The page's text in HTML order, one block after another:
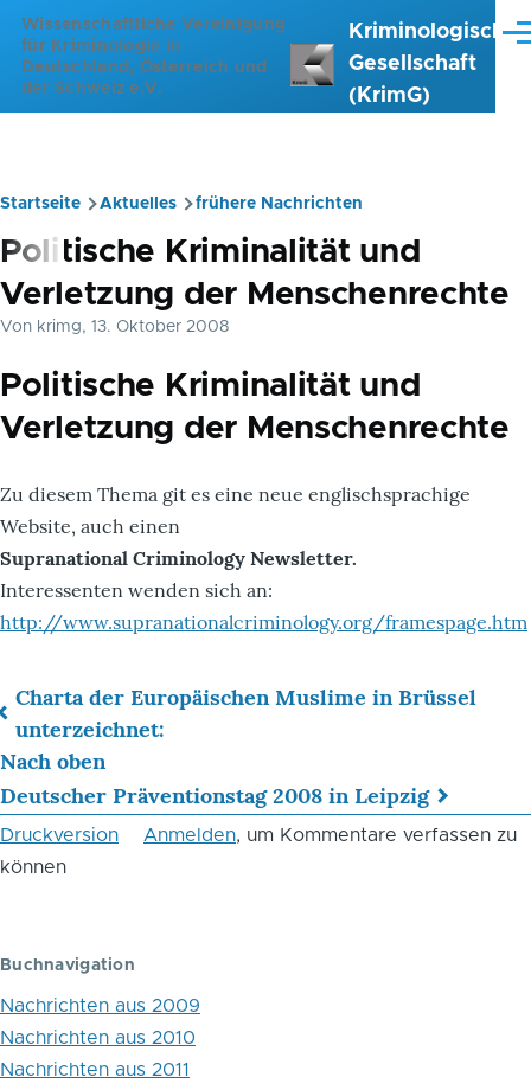
Direkt zum Inhalt
Wissenschaftliche Vereinigung
für Kriminologie in
Deutschland, Österreich und
der Schweiz e.V.
Kriminologische
Gesellschaft
(KrimG)
Pfadnavigation
Startseite Aktuelles frühere Nachrichten
Politische Kriminalität und
Verletzung der Menschenrechte
Von krimg, 13. Oktober 2008
Politische Kriminalität und
Verletzung der Menschenrechte
Zu diesem Thema git es eine neue englischsprachige
Website, auch einen
Supranational Criminology Newsletter.
Interessenten wenden sich an:
http://www.supranationalcriminology.org/framespage.htm
Links
für
das
Blättern
Politische
Kriminalität
und
Charta der Europäischen Muslime in Brüssel
unterzeichnet:
Nach oben
Deutscher Präventionstag 2008 in Leipzig
Druckversion Anmelden, um Kommentare verfassen zu
können
Buchnavigation
Nachrichten aus 2009
Nachrichten aus 2010
Nachrichten aus 2011